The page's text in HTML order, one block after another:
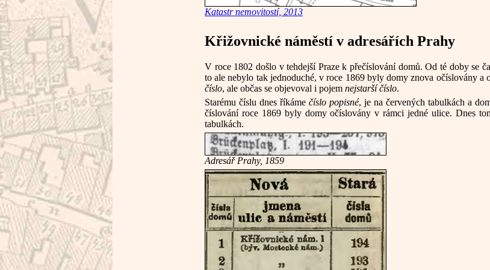
Katastr nemovitostí, 2013
Křižovnické náměstí v adresářích Prahy
V roce 1802 došlo v tehdejší Praze k přečíslování domů. Od té doby se
to ale nebylo tak jednoduché, v roce 1869 byly domy znova očíslovány a
číslo, ale občas se objevoval i pojem nejstarší číslo.
Starému číslu dnes říkáme číslo popisné, je na červených tabulkách a
číslování roce 1869 byly domy očíslovány v rámci jedné ulice. Dnes
tabulkách.
Adresář Prahy, 1859